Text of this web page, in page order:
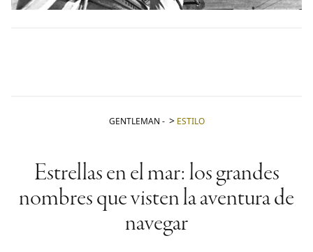
GENTLEMAN - ESTILO
Estrellas en el mar: los grandes
nombres que visten la aventura de
navegar